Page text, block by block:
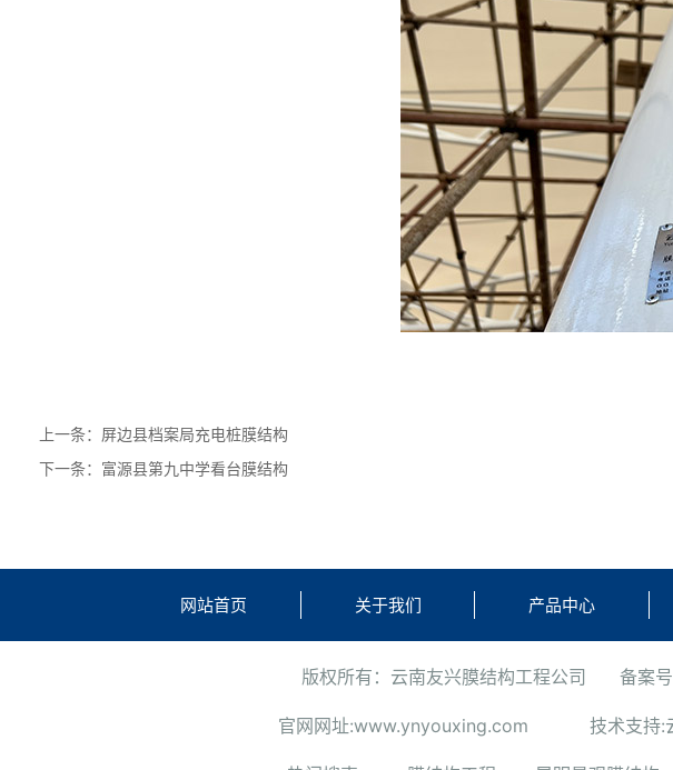
上一条： 屏边县档案局充电桩膜结构
下一条： 富源县第九中学看台膜结构
网站首页 关于我们 产品中心
版权所有：云南友兴膜结构工程公司 备案
官网网址:www.ynyouxing.com 技术支持:云